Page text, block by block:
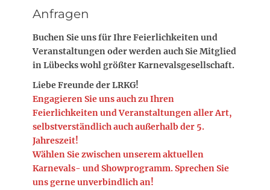
Anfragen
Buchen Sie uns für Ihre Feierlichkeiten und
Veranstaltungen oder werden auch Sie Mitglied
in Lübecks wohl größter Karnevalsgesellschaft.
Liebe Freunde der LRKG!
Engagieren Sie uns auch zu Ihren
Feierlichkeiten und Veranstaltungen aller Art,
selbstverständlich auch außerhalb der 5.
Jahreszeit!
Wählen Sie zwischen unserem aktuellen
Karnevals- und Showprogramm. Sprechen Sie
uns gerne unverbindlich an!